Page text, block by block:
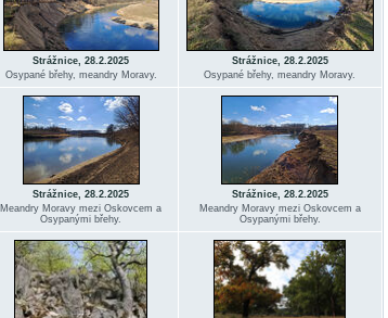
Strážnice, 28.2.2025
Osypané břehy, meandry Moravy.
Strážnice, 28.2.2025
Osypané břehy, meandry Moravy.
Strážnice, 28.2.2025
Meandry Moravy mezi Oskovcem a
Osypanými břehy.
Strážnice, 28.2.2025
Meandry Moravy mezi Oskovcem a
Osypanými břehy.